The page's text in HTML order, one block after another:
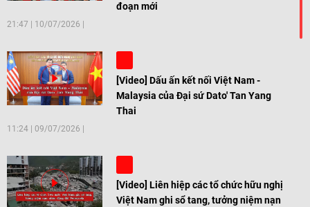
đoạn mới
21:47 10/07/2026
[Video] Dấu ấn kết nối Việt Nam -
Malaysia của Đại sứ Dato' Tan Yang
Thai
11:24 09/07/2026
[Video] Liên hiệp các tổ chức hữu nghị
Việt Nam ghi sổ tang, tưởng niệm nạn